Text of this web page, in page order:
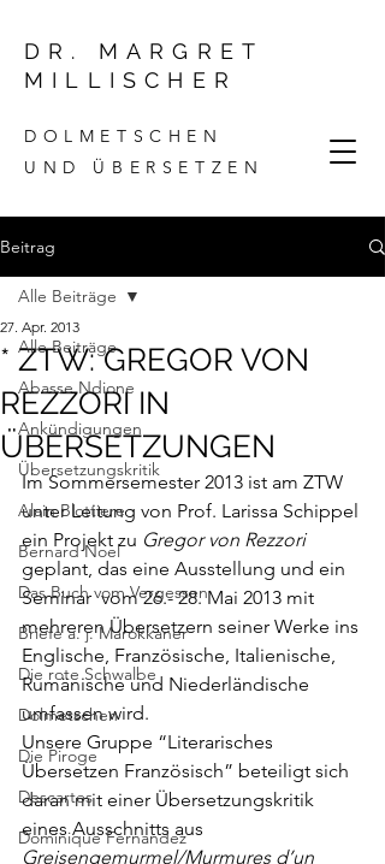
DR. MARGRET
MILLISCHER
DOLMETSCHEN
UND ÜBERSETZEN
Beitrag
Alle Beiträge
Abasse Ndione
Ankündigungen
Übersetzungskritik
Alain Blottiere
Bernard Noel
Das Buch vom Vergessen
Briefe a. j. Marokkaner
Die rote Schwalbe
Dolmetschen
Die Piroge
Descartes
Dominique Fernandez
Alle Beiträge
* ZTW: GREGOR VON
REZZORI IN
ÜBERSETZUNGEN
27. Apr. 2013
Im Sommersemester 2013 ist am ZTW
unter Leitung von Prof. Larissa Schippel
ein Projekt zu Gregor von Rezzori
geplant, das eine Ausstellung und ein
Seminar  vom 26.- 28. Mai 2013 mit
mehreren Übersetzern seiner Werke ins
Englische, Französische, Italienische,
Rumänische und Niederländische
umfassen wird.
Unsere Gruppe “Literarisches
Übersetzen Französisch” beteiligt sich
daran mit einer Übersetzungskritik
eines Ausschnitts aus
Greisengemurmel/Murmures d’un